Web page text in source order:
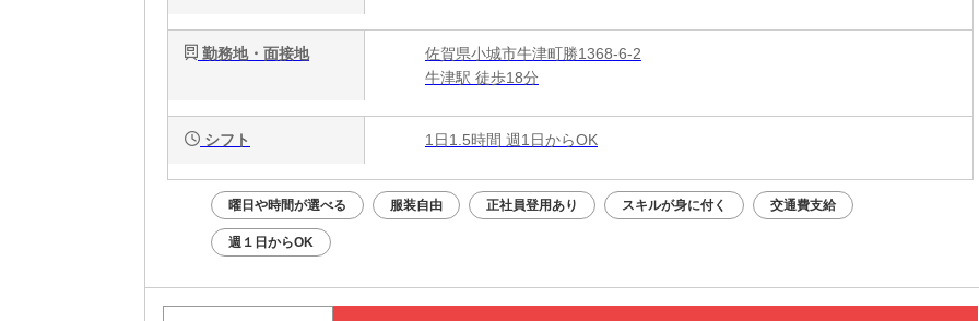
勤務地・面接地
佐賀県小城市牛津町勝1368-6-2
牛津駅 徒歩18分
シフト 1日1.5時間 週1日からOK
曜日や時間が選べる 服装自由 正社員登用あり スキルが身に付く 交通費支給
週１日からOK